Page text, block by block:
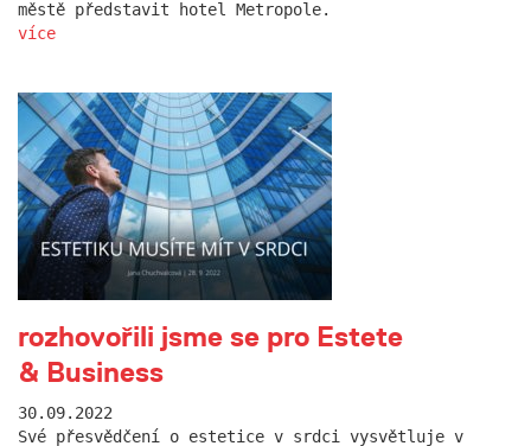
městě představit hotel Metropole.
více
rozhovořili jsme se pro Estete
& Business
30.09.2022
Své přesvědčení o estetice v srdci vysvětluje v